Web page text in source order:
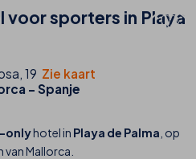
sporters in Playa
19 Zie kaart
- Spanje
onlyhotel in Playa de Palma , op
Mallorca.